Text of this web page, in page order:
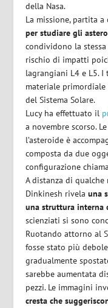
della Nasa.
La missione, partita
per studiare gli
condividono la
rischio di impatti
lagrangiani L4 e L5.
materiale
del Sistema Solare.
Lucy ha effettuato il
a novembre scorso.
l’asteroide è
composta da due
configurazione
A distanza di
Dinkinesh rivelauna
una struttura interna
scienziati si sono
Ruotando attorno al
fosse stato più
gradualmente
sarebbe aumentata
pezzi. Le immagini
cresta che